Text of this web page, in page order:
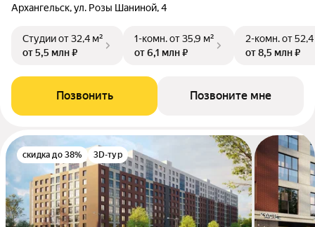
Архангельск, ул. Розы Шаниной, 4
Студииот 32,4 м²
от 5,5 млн ₽
1-комн.от 35,9 м²
от 6,1 млн ₽
2-комн.от
от 8,5 млн ₽
Позвонить Позвоните мне
скидка до 38% 3D-тур